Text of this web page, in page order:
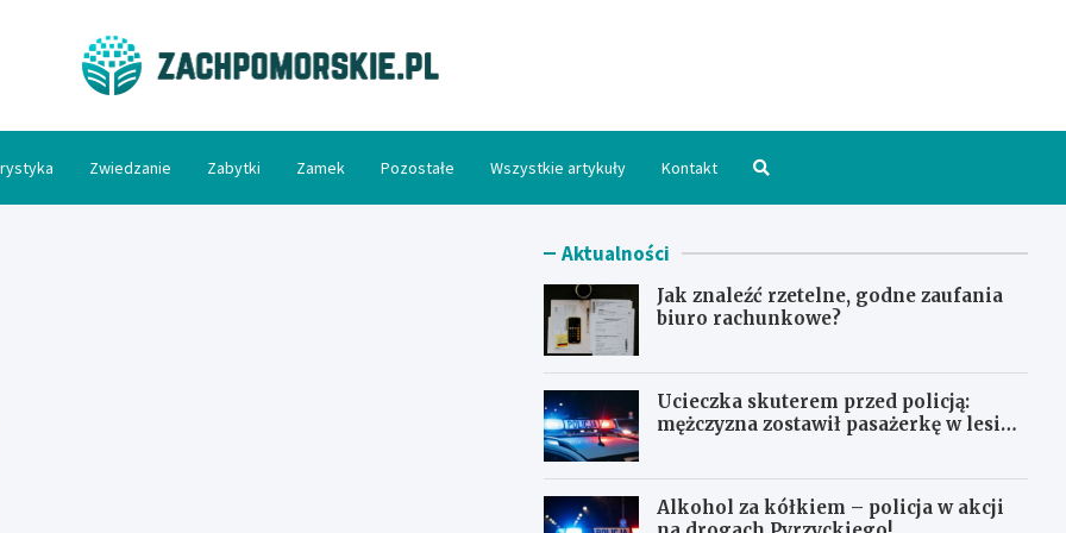
Zwiedzanie Zabytki Zamek Pozostałe Wszystkie artykuły Kontakt
Aktualności
Jak znaleźć rzetelne, godne zaufania
biuro rachunkowe?
Ucieczka skuterem przed policją:
mężczyzna zostawił pasażerkę w lesie i
Alkohol za kółkiem – policja w akcji